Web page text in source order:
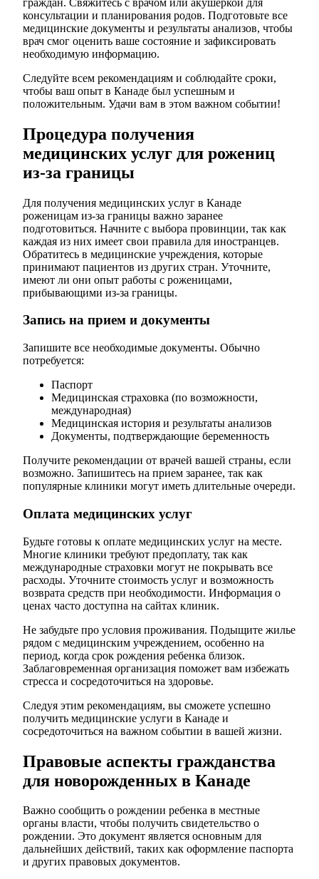
граждан. Свяжитесь с врачом или акушеркой для
консультации и планирования родов. Подготовьте все
медицинские документы и результаты анализов, чтобы
врач смог оценить ваше состояние и зафиксировать
необходимую информацию.
Следуйте всем рекомендациям и соблюдайте сроки,
чтобы ваш опыт в Канаде был успешным и
положительным. Удачи вам в этом важном событии!
Процедура получения
медицинских услуг для рожениц
из-за границы
Для получения медицинских услуг в Канаде
роженицам из-за границы важно заранее
подготовиться. Начните с выбора провинции, так как
каждая из них имеет свои правила для иностранцев.
Обратитесь в медицинские учреждения, которые
принимают пациентов из других стран. Уточните,
имеют ли они опыт работы с роженицами,
прибывающими из-за границы.
Запись на прием и документы
Запишите все необходимые документы. Обычно
потребуется:
Паспорт
Медицинская страховка (по возможности,
международная)
Медицинская история и результаты анализов
Документы, подтверждающие беременность
Получите рекомендации от врачей вашей страны, если
возможно. Запишитесь на прием заранее, так как
популярные клиники могут иметь длительные очереди.
Оплата медицинских услуг
Будьте готовы к оплате медицинских услуг на месте.
Многие клиники требуют предоплату, так как
международные страховки могут не покрывать все
расходы. Уточните стоимость услуг и возможность
возврата средств при необходимости. Информация о
ценах часто доступна на сайтах клиник.
Не забудьте про условия проживания. Подыщите жилье
рядом с медицинским учреждением, особенно на
период, когда срок рождения ребенка близок.
Заблаговременная организация поможет вам избежать
стресса и сосредоточиться на здоровье.
Следуя этим рекомендациям, вы сможете успешно
получить медицинские услуги в Канаде и
сосредоточиться на важном событии в вашей жизни.
Правовые аспекты гражданства
для новорожденных в Канаде
Важно сообщить о рождении ребенка в местные
органы власти, чтобы получить свидетельство о
рождении. Это документ является основным для
дальнейших действий, таких как оформление паспорта
и других правовых документов.